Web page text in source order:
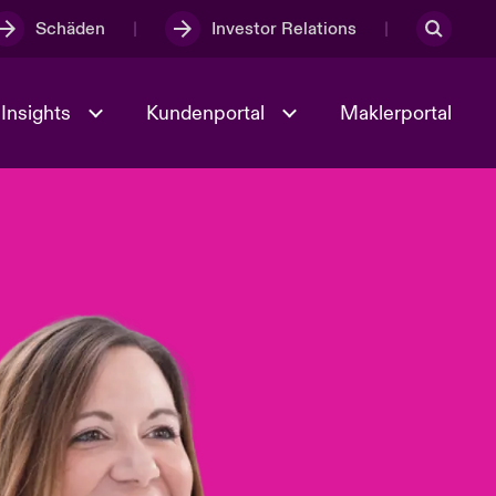
Schäden Investor Relations
Full Spectrum Cyber
Kundenportal Maklerportal